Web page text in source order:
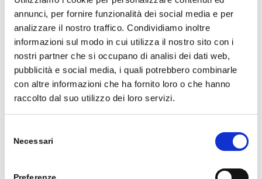
annunci, per fornire funzionalità dei social media e per
analizzare il nostro traffico. Condividiamo inoltre
informazioni sul modo in cui utilizza il nostro sito con i
nostri partner che si occupano di analisi dei dati web,
pubblicità e social media, i quali potrebbero combinarle
con altre informazioni che ha fornito loro o che hanno
raccolto dal suo utilizzo dei loro servizi.
delNecessari